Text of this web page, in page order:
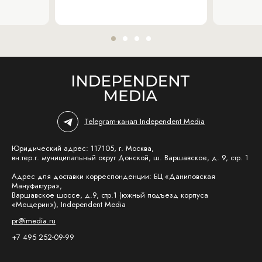
Telegram-канал Independent Media
Юридический адрес: 117105, г. Москва,
вн.тер.г. муниципальный округ Донской, ш. Варшавское, д. 9, стр. 1
Адрес для доставки корреспонденции: БЦ «Даниловская
Мануфактура»,
Варшавское шоссе, д.9, стр.1 (южный подъезд корпуса
«Мещерин»), Independent Media
pr@imedia.ru
+7 495 252-09-99